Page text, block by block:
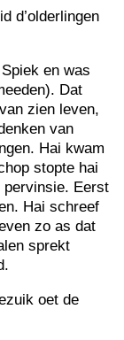
d’olderlingen
en was
Dat
zien leven,
van
Hai kwam
stopte hai
pervinsie. Eerst
Hai schreef
zo as dat
sprekt
oet de